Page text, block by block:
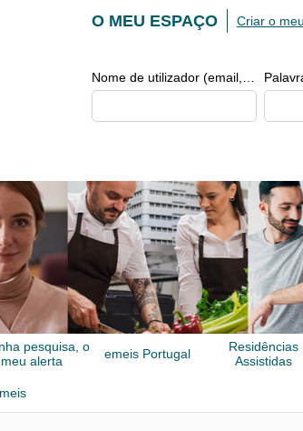
O MEU ESPAÇO Criar o
pesquisa, o
meu alerta
emeis Portugal
Residências
Assistidas